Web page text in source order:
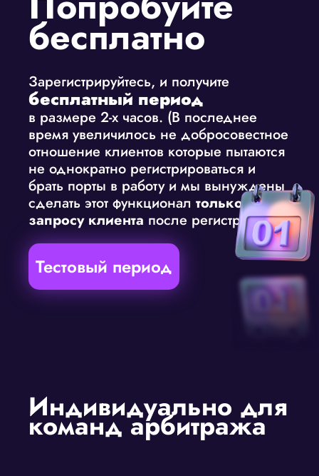
бесплатно
Зарегистрируйтесь, и получите
бесплатный период
в размере 2-х часов. (В последнее
время увеличилось не добросовестное
отношение клиентов которые пытаются
не однократно регистрироваться и
брать порты в работу и мы вынуждены
сделать этот функционал только по
запросу клиента после регистрации.)
Тестовый период
Индивидуально для
команд арбитража